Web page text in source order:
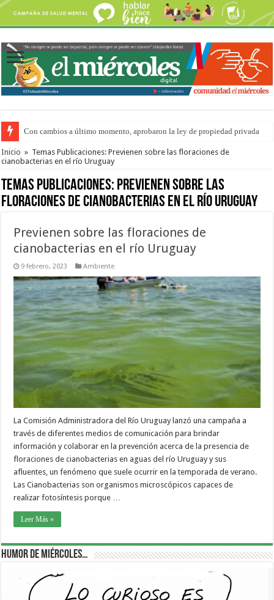
Con cambios a último momento, aprobaron la ley de propiedad privada
Adopción en Entre Ríos: el 35% de los 90 niños, niñas y adolescentes que
Inicio » Temas Publicaciones: Previenen sobre las floraciones de
cianobacterias en el río Uruguay
Temas Publicaciones: Previenen sobre las
floraciones de cianobacterias en el río Uruguay
Previenen sobre las floraciones de
cianobacterias en el río Uruguay
9 febrero, 2023 Ambiente
La Comisión Administradora del Río Uruguay lanzó una campaña a
través de diferentes medios de comunicación para brindar
información y colaborar en la prevención acerca de la presencia de
floraciones de cianobacterias en aguas del río Uruguay y sus
afluentes, un fenómeno que suele ocurrir en la temporada de verano.
Las Cianobacterias son organismos microscópicos capaces de
realizar fotosíntesis porque …
Leer Más »
Humor de Miércoles…